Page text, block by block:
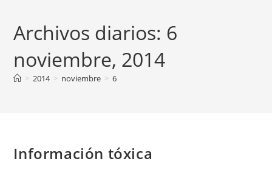
Archivos diarios: 6
noviembre, 2014
> 2014 > noviembre > 6
Información tóxica